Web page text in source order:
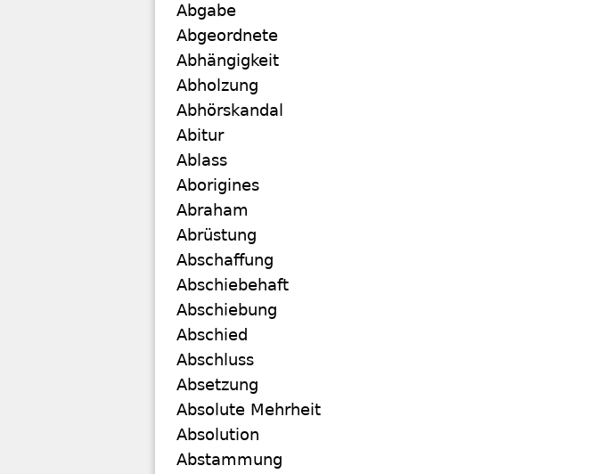
Abgabe
Abgeordnete
Abhängigkeit
Abholzung
Abhörskandal
Abitur
Ablass
Aborigines
Abraham
Abrüstung
Abschaffung
Abschiebehaft
Abschiebung
Abschied
Abschluss
Absetzung
Absolute Mehrheit
Absolution
Abstammung